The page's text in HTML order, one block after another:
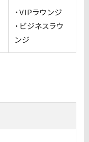
・VIPラウンジ
・ビジネスラウ
ンジ